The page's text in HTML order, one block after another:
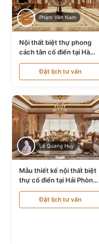
Phạm Văn Nam
Nội thất biệt thự phong
cách tân cổ điển tại Hà
Nội NT24405
Đặt lịch tư vấn
Lê Quang Huy
Mẫu thiết kế nội thất biệt
thự cổ điển tại Hải Phòng
NT24535
Đặt lịch tư vấn